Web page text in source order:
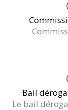
Bail
Le bail